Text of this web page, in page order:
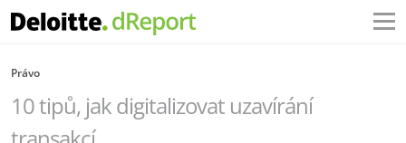
Právo
10 tipů, jak digitalizovat uzavírání